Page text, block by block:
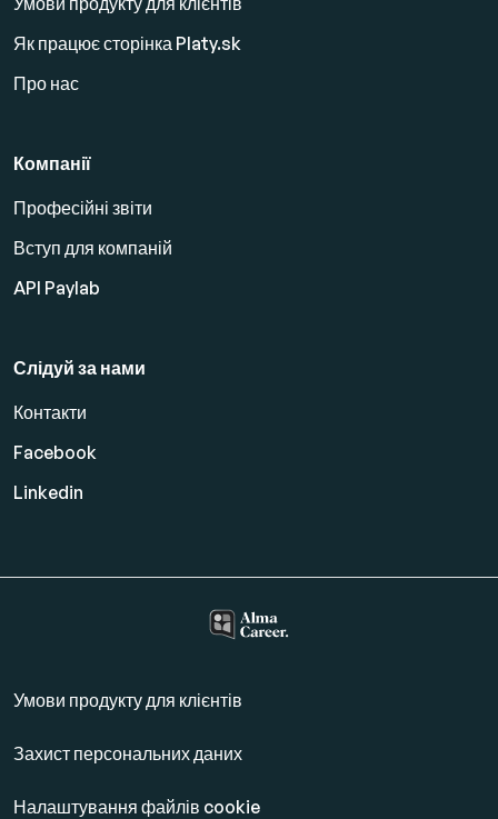
Як працює сторінка Platy.sk
Про нас
Компанії
Професійні звіти
Вступ для компаній
API Paylab
Слідуй за нами
Контакти
Facebook
Linkedin
Умови продукту для клієнтів
Захист персональних даних
Налаштування файлів cookie